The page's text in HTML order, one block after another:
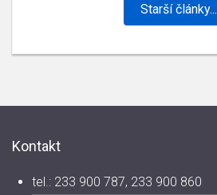
Starší články...
Kontakt
tel.: 233 900 787, 233 900 860